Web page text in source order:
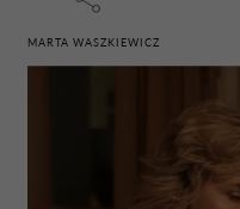
MARTA WASZKIEWICZ